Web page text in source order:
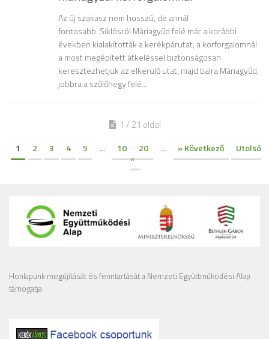
Az új szakasz nem hosszú, de annál
fontosabb: Siklósról Máriagyűd felé már a korábbi
években kialakították a kerékpárutat, a körforgalomnál
a most megépített átkeléssel biztonságosan
keresztezhetjük az elkerülő utat, majd balra Máriagyűd,
jobbra a szőlőhegy felé...
1 / 21 oldal
1 2 3 4 5 ... 10 20 ... » Következő
Utolsó
»
Honlapunk megújítását és fenntartását a Nemzeti Együttműködési Alap
támogatja